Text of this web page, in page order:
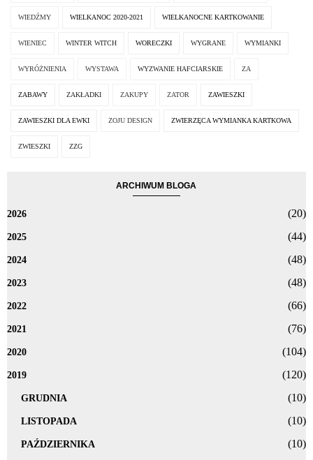
WIEDŹMY WIELKANOC 2020-2021 WIELKANOCNE KARTKOWANIE
WIENIEC WINTER WITCH WORECZKI WYGRANE WYMIANKI
WYRÓŻNIENIA WYSTAWA WYZWANIE HAFCIARSKIE ZA
ZABAWY ZAKŁADKI ZAKUPY ZATOR ZAWIESZKI
ZAWIESZKI DLA EWKI ZOJU DESIGN ZWIERZĘCA WYMIANKA KARTKOWA
ZWIESZKI ZZG
ARCHIWUM BLOGA
2026 (20)
2025 (44)
2024 (48)
2023 (48)
2022 (66)
2021 (76)
2020 (104)
2019 (120)
GRUDNIA (10)
LISTOPADA (10)
PAŹDZIERNIKA (10)